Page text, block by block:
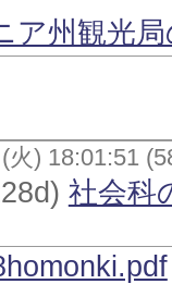
ア州観光
火) 18:01:51
社会科